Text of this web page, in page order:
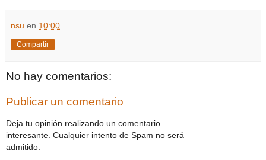
nsu en 10:00
Compartir
No hay comentarios:
Publicar un comentario
Deja tu opinión realizando un comentario
interesante. Cualquier intento de Spam no será
admitido.